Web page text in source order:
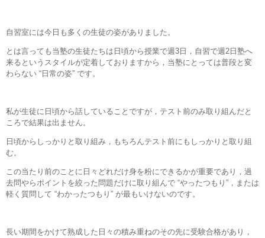
自習室には今日も多くの生徒の姿がありました。
とは言っても当塾の生徒たちは日頃から授業で週3日，自習で週2日塾へ
来るというスタイルが定着しておりますから，当塾にとっては普段と変
わらない “日常の姿” です。
私が生徒に日頃から話していることですが，テスト前のみ取り組んだと
ころで結果は出ません。
日頃からしっかりと取り組み，もちろんテスト前にもしっかりと取り組
む。
この当たり前のことに日々どれだけ身を粉にできるかが重要であり，過
去問やらポイントを絞った問題だけに取り組んで “やったつもり”，または
軽く質問して “わかったつもり” が最もいけないのです。
長い期間をかけて熟成した日々の積み重ねのその先に受験合格があり，